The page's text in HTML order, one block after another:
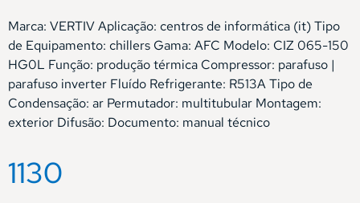
Marca: VERTIV Aplicação: centros de informática (it) Tipo
de Equipamento: chillers Gama: AFC Modelo: CIZ 065-150
HG0L Função: produção térmica Compressor: parafuso |
parafuso inverter Fluído Refrigerante: R513A Tipo de
Condensação: ar Permutador: multitubular Montagem:
exterior Difusão: Documento: manual técnico
1130